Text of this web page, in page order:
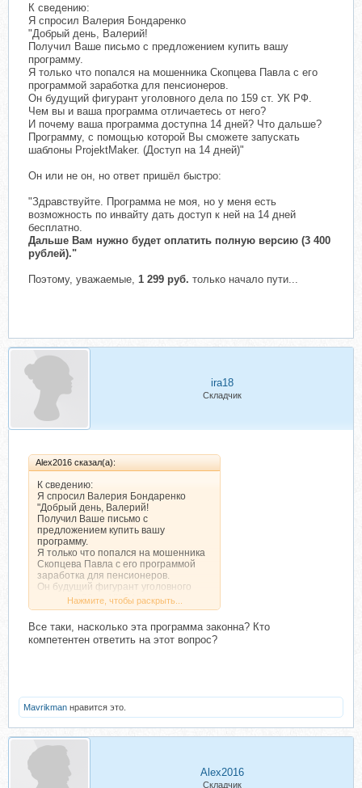
К сведению:
Я спросил Валерия Бондаренко
"Добрый день, Валерий!
Получил Ваше письмо с предложением купить вашу
программу.
Я только что попался на мошенника Скопцева Павла с его
программой заработка для пенсионеров.
Он будущий фигурант уголовного дела по 159 ст. УК РФ.
Чем вы и ваша программа отличаетесь от него?
И почему ваша программа доступна 14 дней? Что дальше?
Программу, с помощью которой Вы сможете запускать
шаблоны ProjektMaker. (Доступ на 14 дней)"
Он или не он, но ответ пришёл быстро:
"Здравствуйте. Программа не моя, но у меня есть
возможность по инвайту дать доступ к ней на 14 дней
бесплатно.
Дальше Вам нужно будет оплатить полную версию (3 400
рублей)."
Поэтому, уважаемые, 1 299 руб. только начало пути...
ira18
Складчик
Alex2016 сказал(а):
К сведению:
Я спросил Валерия Бондаренко
"Добрый день, Валерий!
Получил Ваше письмо с
предложением купить вашу
программу.
Я только что попался на мошенника
Скопцева Павла с его программой
заработка для пенсионеров.
Он будущий фигурант уголовного
дела по 159 ст. УК РФ.
Чем вы и ваша программа
И почему ваша программа доступна
14 дней? Что дальше?
Он или не он, но ответ пришёл
быстро:
у меня есть возможность по инвайту
дать доступ к ней на 14 дней
бесплатно.
Дальше Вам нужно будет оплатить
Нажмите, чтобы раскрыть...
Все таки, насколько эта программа законна? Кто
компетентен ответить на этот вопрос?
Mavrikman нравится это.
Alex2016
Складчик